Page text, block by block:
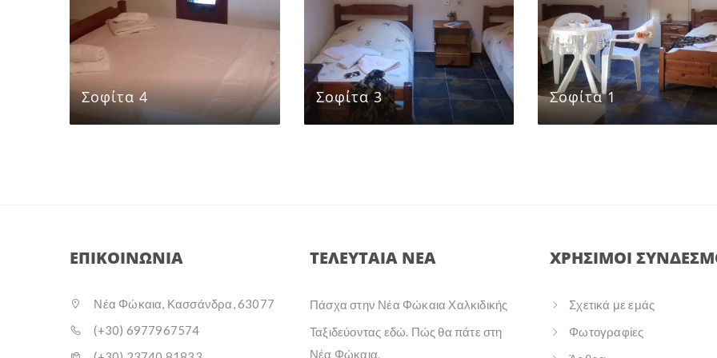
Σοφίτα 4 Σοφίτα 3 Σοφίτα 1
ΕΠΙΚΟΙΝΩΝΙΑ
Νέα Φώκαια, Κασσάνδρα, 63077
(+30) 6977967574
ΤΕΛΕΥΤΑΙΑ ΝΕΑ
Πάσχα στην Νέα Φώκαια Χαλκιδικής
Ταξιδεύοντας εδώ. Πώς θα πάτε στη
Νέα Φώκαια.
ΧΡΗΣΙΜΟΙ
Σχετικά με εμάς
Φωτογραφίες